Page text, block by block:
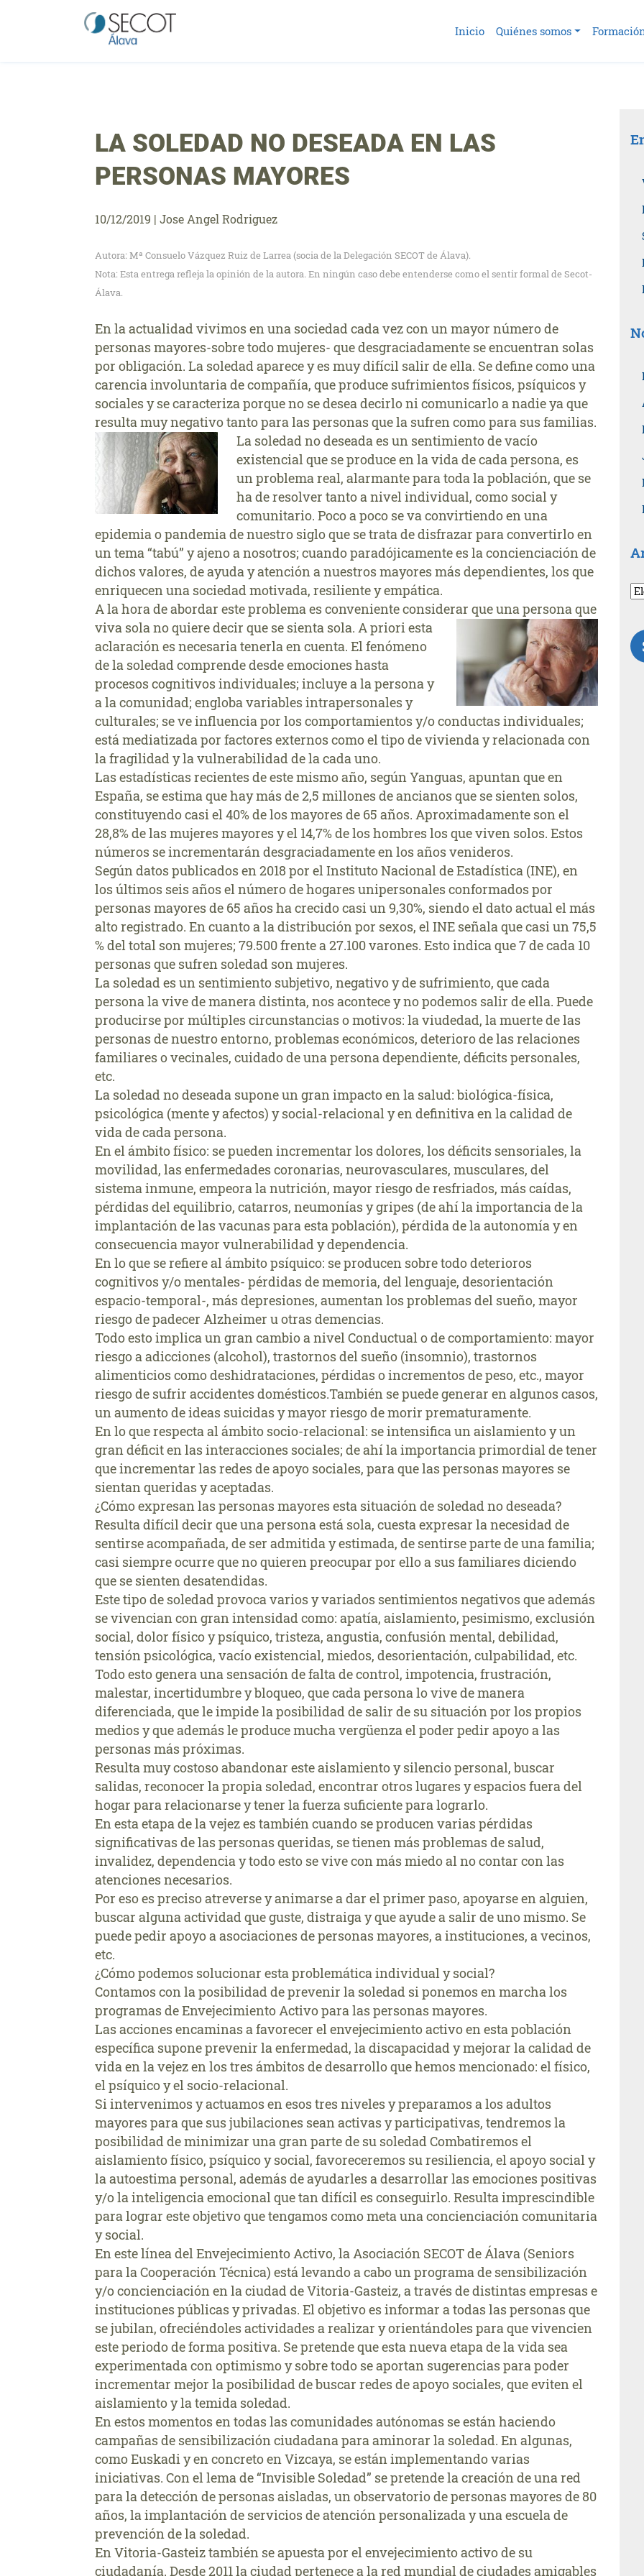
Inicio Quiénes somos
LA SOLEDAD NO DESEADA EN LAS
PERSONAS MAYORES
10/12/2019 | Jose Angel Rodriguez
Autora: Mª Consuelo Vázquez Ruiz de Larrea (socia de la Delegación SECOT de Álava).
Nota: Esta entrega refleja la opinión de la autora. En ningún caso debe entenderse como el sentir formal de Secot-
Álava.
En la actualidad vivimos en una sociedad cada vez con un mayor número de
personas mayores-sobre todo mujeres- que desgraciadamente se encuentran solas
por obligación. La soledad aparece y es muy difícil salir de ella. Se define como una
carencia involuntaria de compañía, que produce sufrimientos físicos, psíquicos y
sociales y se caracteriza porque no se desea decirlo ni comunicarlo a nadie ya que
resulta muy negativo tanto para las personas que la sufren como para sus familias.
La soledad no deseada es un sentimiento de vacío
existencial que se produce en la vida de cada persona, es
un problema real, alarmante para toda la población, que se
ha de resolver tanto a nivel individual, como social y
comunitario. Poco a poco se va convirtiendo en una
epidemia o pandemia de nuestro siglo que se trata de disfrazar para convertirlo en
un tema “tabú” y ajeno a nosotros; cuando paradójicamente es la concienciación de
dichos valores, de ayuda y atención a nuestros mayores más dependientes, los que
enriquecen una sociedad motivada, resiliente y empática.
A la hora de abordar este problema es conveniente considerar que unapersona que
viva sola no quiere decir que se sienta sola. A priori esta
aclaración es necesaria tenerla en cuenta. El fenómeno
de la soledad comprende desde emociones hasta
procesos cognitivos individuales; incluye a la persona y
a la comunidad; engloba variables intrapersonales y
culturales; se ve influencia por los comportamientos y/o conductas individuales;
está mediatizada por factores externos como el tipo de vivienda y relacionada con
la fragilidad y la vulnerabilidad de la cada uno.
Las estadísticas recientes de este mismo año, según Yanguas, apuntan que en
España, se estima que hay más de 2,5 millones de ancianos que se sienten solos,
constituyendo casi el 40% de los mayores de 65 años. Aproximadamente son el
28,8% de las mujeres mayores y el 14,7% de los hombres los que viven solos. Estos
números se incrementarán desgraciadamente en los años venideros.
Según datos publicados en 2018 por el Instituto Nacional de Estadística (INE), en
los últimos seis años el número de hogares unipersonales conformados por
personas mayores de 65 años ha crecido casi un 9,30%, siendo el dato actual el más
alto registrado. En cuanto a la distribución por sexos, el INE señala que casi un 75,5
% del total son mujeres; 79.500 frente a 27.100 varones. Esto indica que 7 de cada 10
personas que sufren soledad son mujeres.
La soledad es un sentimiento subjetivo, negativo y de sufrimiento, que cada
persona la vive de manera distinta, nos acontece y no podemos salir de ella. Puede
producirse por múltiples circunstancias o motivos: la viudedad, la muerte de las
personas de nuestro entorno, problemas económicos, deterioro de las relaciones
familiares o vecinales, cuidado de una persona dependiente, déficits personales,
etc.
La soledad no deseada supone un gran impacto en la salud: biológica-física,
psicológica (mente y afectos) y social-relacional y en definitiva en la calidad de
vida de cada persona.
En el ámbito físico: se pueden incrementar los dolores, los déficits sensoriales, la
movilidad, las enfermedades coronarias, neurovasculares, musculares, del
sistema inmune, empeora la nutrición, mayor riesgo de resfriados, más caídas,
pérdidas del equilibrio, catarros, neumonías y gripes (de ahí la importancia de la
implantación de las vacunas para esta población), pérdida de la autonomía y en
consecuencia mayor vulnerabilidad y dependencia.
En lo que se refiere al ámbito psíquico: se producen sobre todo deterioros
cognitivos y/o mentales- pérdidas de memoria, del lenguaje, desorientación
espacio-temporal-, más depresiones, aumentan los problemas del sueño, mayor
riesgo de padecer Alzheimer u otras demencias.
Todo esto implica un gran cambio a nivel Conductual o de comportamiento: mayor
riesgo a adicciones (alcohol), trastornos del sueño (insomnio), trastornos
alimenticios como deshidrataciones, pérdidas o incrementos de peso, etc., mayor
riesgo de sufrir accidentes domésticos.También se puede generar en algunos casos,
un aumento de ideas suicidas y mayor riesgo de morir prematuramente.
En lo que respecta al ámbito socio-relacional: se intensifica un aislamiento y un
gran déficit en las interacciones sociales; de ahí la importancia primordial de tener
que incrementar las redes de apoyo sociales, para que las personas mayores se
sientan queridas y aceptadas.
¿Cómo expresan las personas mayores esta situación de soledad no deseada?
Resulta difícil decir que una persona está sola, cuesta expresar la necesidad de
sentirse acompañada, de ser admitida y estimada, de sentirse parte de una familia;
casi siempre ocurre que no quieren preocupar por ello a sus familiares diciendo
que se sienten desatendidas.
Este tipo de soledad provoca varios y variados sentimientos negativos que además
se vivencian con gran intensidad como: apatía, aislamiento, pesimismo, exclusión
social, dolor físico y psíquico, tristeza, angustia, confusión mental, debilidad,
tensión psicológica, vacío existencial, miedos, desorientación, culpabilidad, etc.
Todo esto genera una sensación de falta de control, impotencia, frustración,
malestar, incertidumbre y bloqueo, que cada persona lo vive de manera
diferenciada, que le impide la posibilidad de salir de su situación por los propios
medios y que además le produce mucha vergüenza el poder pedir apoyo a las
personas más próximas.
Resulta muy costoso abandonar este aislamiento y silencio personal, buscar
salidas, reconocer la propia soledad, encontrar otros lugares y espacios fuera del
hogar para relacionarse y tener la fuerza suficiente para lograrlo.
En esta etapa de la vejez es también cuando se producen varias pérdidas
significativas de las personas queridas, se tienen más problemas de salud,
invalidez, dependencia y todo esto se vive con más miedo al no contar con las
atenciones necesarios.
Por eso es preciso atreverse y animarse a dar el primer paso, apoyarse en alguien,
buscar alguna actividad que guste, distraiga y que ayude a salir de uno mismo. Se
puede pedir apoyo a asociaciones de personas mayores, a instituciones, a vecinos,
etc.
¿Cómo podemos solucionar esta problemática individual y social?
Contamos con la posibilidad de prevenir la soledad si ponemos en marcha los
programas de Envejecimiento Activo para las personas mayores.
Las acciones encaminas a favorecer el envejecimiento activo en esta población
específica supone prevenir la enfermedad, la discapacidad y mejorar la calidad de
vida en la vejez en los tres ámbitos de desarrollo que hemos mencionado: el físico,
el psíquico y el socio-relacional.
Si intervenimos y actuamos en esos tres niveles y preparamos a los adultos
mayores para que sus jubilaciones sean activas y participativas, tendremos la
posibilidad de minimizar una gran parte de su soledad Combatiremos el
aislamiento físico, psíquico y social, favoreceremos su resiliencia, el apoyo social y
la autoestima personal, además de ayudarles a desarrollar las emociones positivas
y/o la inteligencia emocional que tan difícil es conseguirlo. Resulta imprescindible
para lograr este objetivo que tengamos como meta una concienciación comunitaria
y social.
En este línea del Envejecimiento Activo, la Asociación SECOT de Álava (Seniors
para la Cooperación Técnica) está levando a cabo un programa de sensibilización
y/o concienciación en la ciudad de Vitoria-Gasteiz, a través de distintas empresas e
instituciones públicas y privadas. El objetivo es informar a todas las personas que
se jubilan, ofreciéndoles actividades a realizar y orientándoles para que vivencien
este periodo de forma positiva. Se pretende que esta nueva etapa de la vida sea
experimentada con optimismo y sobre todo se aportan sugerencias para poder
incrementar mejor la posibilidad de buscar redes de apoyo sociales, que eviten el
aislamiento y la temida soledad.
En estos momentos en todas las comunidades autónomas se están haciendo
campañas de sensibilización ciudadana para aminorar la soledad. En algunas,
como Euskadi y en concreto en Vizcaya, se están implementando varias
iniciativas. Con el lema de “Invisible Soledad” se pretende la creación de una red
para la detección de personas aisladas, un observatorio de personas mayores de 80
años, la implantación de servicios de atención personalizada y una escuela de
prevención de la soledad.
En Vitoria-Gasteiz también se apuesta por el envejecimiento activo de su
ciudadanía. Desde 2011 la ciudad pertenece a la red mundial de ciudades amigables